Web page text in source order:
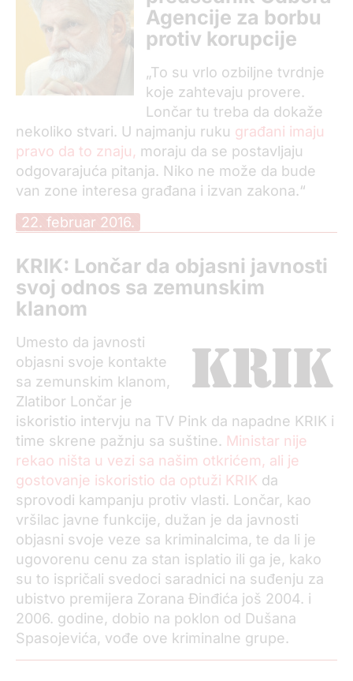
Agencije za borbu
protiv korupcije
„To su vrlo ozbiljne tvrdnje
koje zahtevaju provere.
Lončar tu treba da dokaže
nekoliko stvari. U najmanju ruku građani imaju
pravo da to znaju, moraju da se postavljaju
odgovarajuća pitanja. Niko ne može da bude
van zone interesa građana i izvan zakona.“
22. februar 2016.
KRIK: Lončar da objasni javnosti
svoj odnos sa zemunskim
klanom
Umesto da javnosti
objasni svoje kontakte
sa zemunskim klanom,
Zlatibor Lončar je
iskoristio intervju na TV Pink da napadne KRIK i
time skrene pažnju sa suštine. Ministar nije
rekao ništa u vezi sa našim otkrićem, ali je
gostovanje iskoristio da optuži KRIK da
sprovodi kampanju protiv vlasti. Lončar, kao
vršilac javne funkcije, dužan je da javnosti
objasni svoje veze sa kriminalcima, te da li je
ugovorenu cenu za stan isplatio ili ga je, kako
su to ispričali svedoci saradnici na suđenju za
ubistvo premijera Zorana Đinđića još 2004. i
2006. godine, dobio na poklon od Dušana
Spasojevića, vođe ove kriminalne grupe.